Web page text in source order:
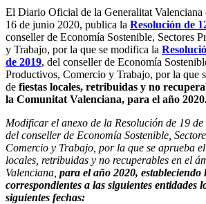
El Diario Oficial de la Generalitat
16 de junio 2020, publica la Resolución de
conseller de Economía Sostenible, Sectores
y Trabajo, por la que se modifica la
de 2019, del conseller de Economía
Productivos, Comercio y Trabajo, por la que
de fiestas locales, retribuidas y no
la Comunitat Valenciana, para el año
Modificar el anexo de la Resolución de 19 de
del conseller de Economía Sostenible,
Comercio y Trabajo, por la que se aprueba
locales, retribuidas y no recuperables en el
Valenciana, para el año 2020, estableciendo
correspondientes a las siguientes entidades
siguientes fechas: